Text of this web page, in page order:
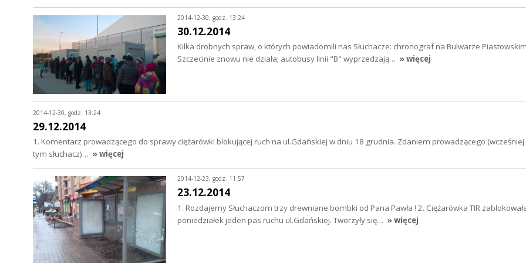
2014-12-30, godz. 13:24
30.12.2014
Kilka drobnych spraw, o których powiadomili nas Słuchacze: chronograf na Bulwarze
Szczecinie znowu nie działa; autobusy linii "B" wyprzedzają… » więcej
2014-12-30, godz. 13:24
29.12.2014
1. Komentarz prowadzącego do sprawy ciężarówki blokującej ruch na ul.Gdańskiej w dniu 18 grudnia. Zdaniem prowadzącego (wcześniej
tym słuchacz)… » więcej
2014-12-23, godz. 11:57
23.12.2014
1. Rozdajemy Słuchaczom trzy drewniane bombki od Pana Pawła ! 2. Ciężarówka TIR
poniedziałek jeden pas ruchu ul.Gdańskiej. Tworzyły się… » więcej